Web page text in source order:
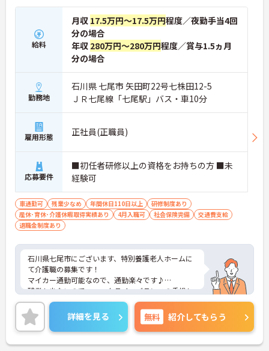
給料
月収 17.5万円～17.5万円程度／夜勤手当4回
分の場合
年収 280万円～280万円程度／賞与1.5ヵ月
分の場合
勤務地
石川県 七尾市 矢田町22号七株田12-5
ＪＲ七尾線「七尾駅」バス・車10分
雇用形態 正社員(正職員)
応募要件
■初任者研修以上の資格をお持ちの方 ■未
経験可
車通勤可 残業少なめ 年間休日110日以上
研修制度あり
産休･育休･介護休暇取得実績あり
4月入職可 社会保険完備
交通費支給
退職金制度あり
石川県七尾市にございます、特別養護老人ホームに
て介護職の募集です！
マイカー通勤可能なので、通勤楽々です♪
残業も少ないので、ワークライフバランスの重視し
た働き方ができます。
スタッフの仲も良く、アットホームな雰囲気が自慢
です。
ご興味ある方には、面接対策ポイントなど、詳細を
お話しいたしますのでお気軽にご相談ください。
詳細を見る 無料 紹介してもらう